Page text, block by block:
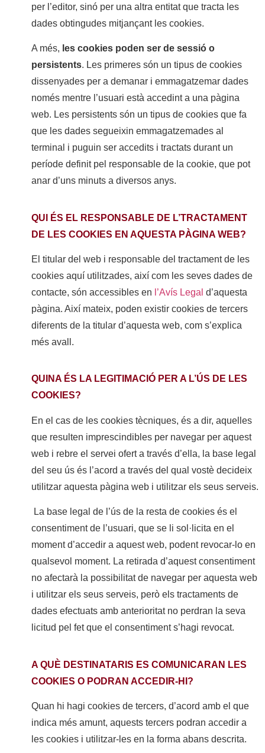
per l’editor, sinó per una altra entitat que tracta les
dades obtingudes mitjançant les cookies.
A més, les cookies poden ser de sessió o
persistents. Les primeres són un tipus de cookies
dissenyades per a demanar i emmagatzemar dades
només mentre l’usuari està accedint a una pàgina
web. Les persistents són un tipus de cookies que fa
que les dades segueixin emmagatzemades al
terminal i puguin ser accedits i tractats durant un
període definit pel responsable de la cookie, que pot
anar d’uns minuts a diversos anys.
QUI ÉS EL RESPONSABLE DE L’TRACTAMENT
DE LES COOKIES EN AQUESTA PÀGINA WEB?
El titular del web i responsable del tractament de les
cookies aquí utilitzades, així com les seves dades de
contacte, són accessibles en l’Avís Legal d’aquesta
pàgina. Així mateix, poden existir cookies de tercers
diferents de la titular d’aquesta web, com s’explica
més avall.
QUINA ÉS LA LEGITIMACIÓ PER A L’ÚS DE LES
COOKIES?
En el cas de les cookies tècniques, és a dir, aquelles
que resulten imprescindibles per navegar per aquest
web i rebre el servei ofert a través d’ella, la base legal
del seu ús és l’acord a través del qual vostè decideix
utilitzar aquesta pàgina web i utilitzar els seus serveis.
La base legal de l’ús de la resta de cookies és el
consentiment de l’usuari, que se li sol·licita en el
moment d’accedir a aquest web, podent revocar-lo en
qualsevol moment. La retirada d’aquest consentiment
no afectarà la possibilitat de navegar per aquesta web
i utilitzar els seus serveis, però els tractaments de
dades efectuats amb anterioritat no perdran la seva
licitud pel fet que el consentiment s’hagi revocat.
A QUÈ DESTINATARIS ES COMUNICARAN LES
COOKIES O PODRAN ACCEDIR-HI?
Quan hi hagi cookies de tercers, d’acord amb el que
indica més amunt, aquests tercers podran accedir a
les cookies i utilitzar-les en la forma abans descrita.